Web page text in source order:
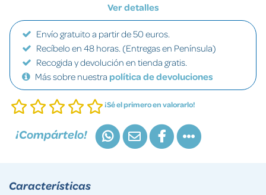
Ver detalles
Envío gratuito a partir de 50 euros.
Recíbelo en 48 horas. (Entregas en Península)
Recogida y devolución en tienda gratis.
Más sobre nuestra política de devoluciones
¡Sé el primero en valorarlo!
¡Compártelo!
Características